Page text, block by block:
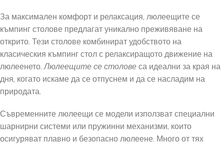
За максимален комфорт и релаксация, люлеещите се
къмпинг столове предлагат уникално преживяване на
открито. Тези столове комбинират удобството на
класическия къмпинг стол с релаксиращото движение на
люлеенето.Люлеещите се столове са идеални за края на
дня, когато искаме да се отпуснем и да се насладим на
природата.
Съвременните люлеещи се модели използват специални
шарнирни системи или пружинни механизми, които
осигуряват плавно и безопасно люлеене. Много от тях